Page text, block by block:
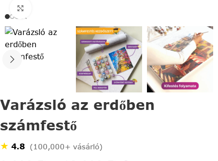
Varázsló az erdőben
számfestő
★ 4.8 (100,000+ vásárló)